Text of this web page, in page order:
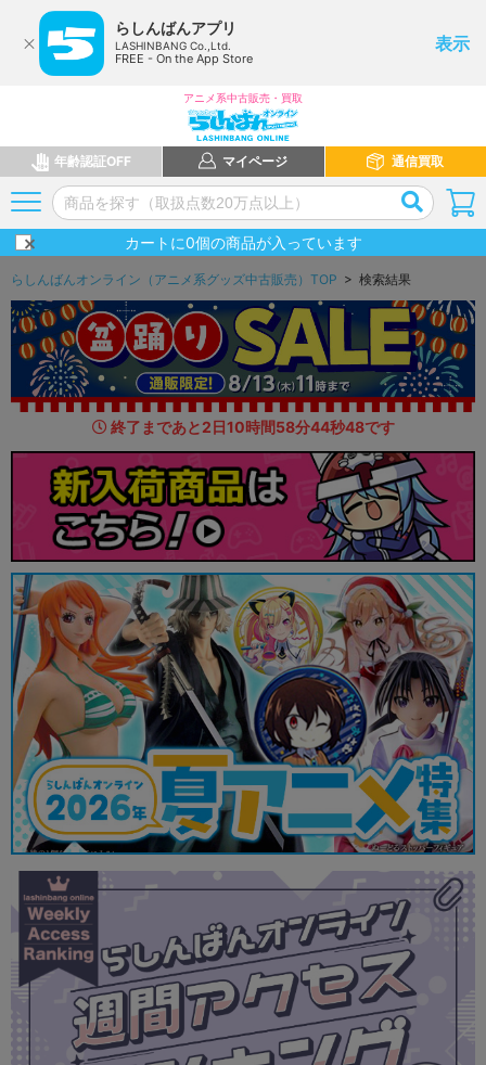
らしんばんアプリ
LASHINBANG Co.,Ltd.
FREE - On the App Store
表示
アニメ系中古販売・買取
年齢認証OFF マイページ 通信買取
カートに0個の商品が入っています
らしんばんオンライン（アニメ系グッズ中古販売）TOP > 検索結果
終了まであと2日10時間58分43秒37です